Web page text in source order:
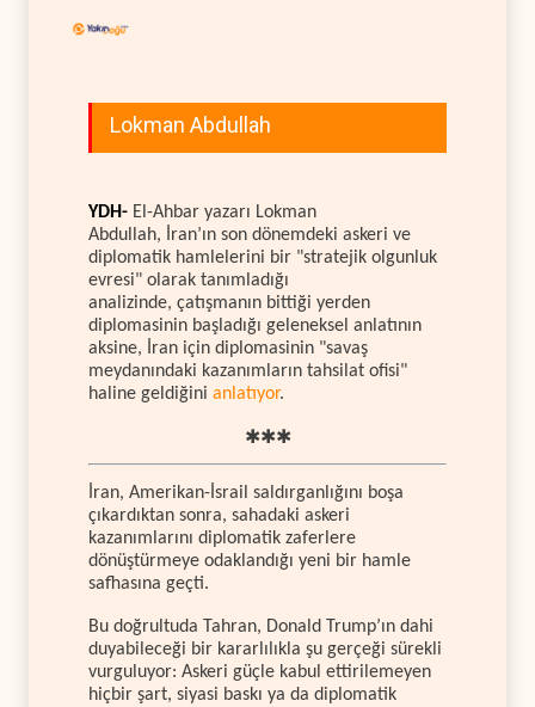
Lokman Abdullah
YDH- El-Ahbar yazarı Lokman
Abdullah, İran’ın son dönemdeki askeri ve
diplomatik hamlelerini bir "stratejik olgunluk
evresi" olarak tanımladığı
analizinde, çatışmanın bittiği yerden
diplomasinin başladığı geleneksel anlatının
aksine, İran için diplomasinin "savaş
meydanındaki kazanımların tahsilat ofisi"
haline geldiğini anlatıyor.
✱✱✱
İran, Amerikan-İsrail saldırganlığını boşa
çıkardıktan sonra, sahadaki askeri
kazanımlarını diplomatik zaferlere
dönüştürmeye odaklandığı yeni bir hamle
safhasına geçti.
Bu doğrultuda Tahran, Donald Trump’ın dahi
duyabileceği bir kararlılıkla şu gerçeği sürekli
vurguluyor: Askeri güçle kabul ettirilemeyen
hiçbir şart, siyasi baskı ya da diplomatik